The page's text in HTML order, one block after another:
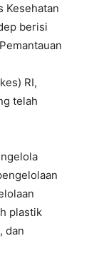
Kesehatan
berisi
RI,
telah
plastik
dan